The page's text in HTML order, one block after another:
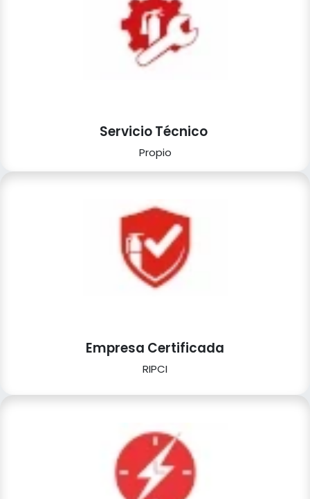
Servicio Técnico
Propio
Empresa Certificada
RIPCI